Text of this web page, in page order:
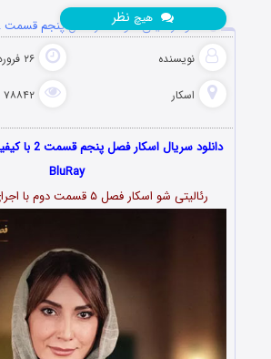
دانلود رئالیتی شو اسکار فصل پنجم قسمت 2
نویسنده ۲۶ فروردین ۱۴۰۳
اسکار ۷۸۸۴۲ بازدید
هیچ نظر
BluRay
رئالیتی شو اسکار فصل ۵ قسمت دوم با اجرای مهران مدیری